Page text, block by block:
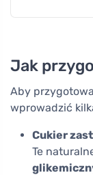
Jak
Aby
wprowadzić
Cukier
Te